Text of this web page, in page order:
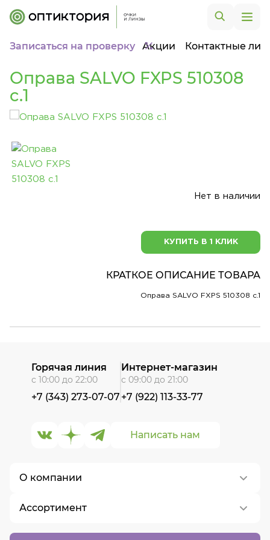
Записаться на проверку Акции Контактные
Оправа SALVO FXPS 510308
c.1
Нет в наличии
КУПИТЬ В 1 КЛИК
КРАТКОЕ ОПИСАНИЕ ТОВАРА
Оправа SALVO FXPS 510308 c.1
О компании
О нас
Контакты
Ассортимент
Написать нам
Горячая линия
с 10:00 до 22:00
+7 (343) 273-07-07
Интернет-магазин
с 09:00 до 21:00
+7 (922) 113-33-77